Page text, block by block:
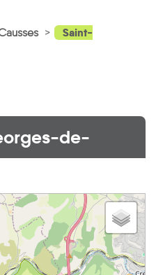
Saint-
de-